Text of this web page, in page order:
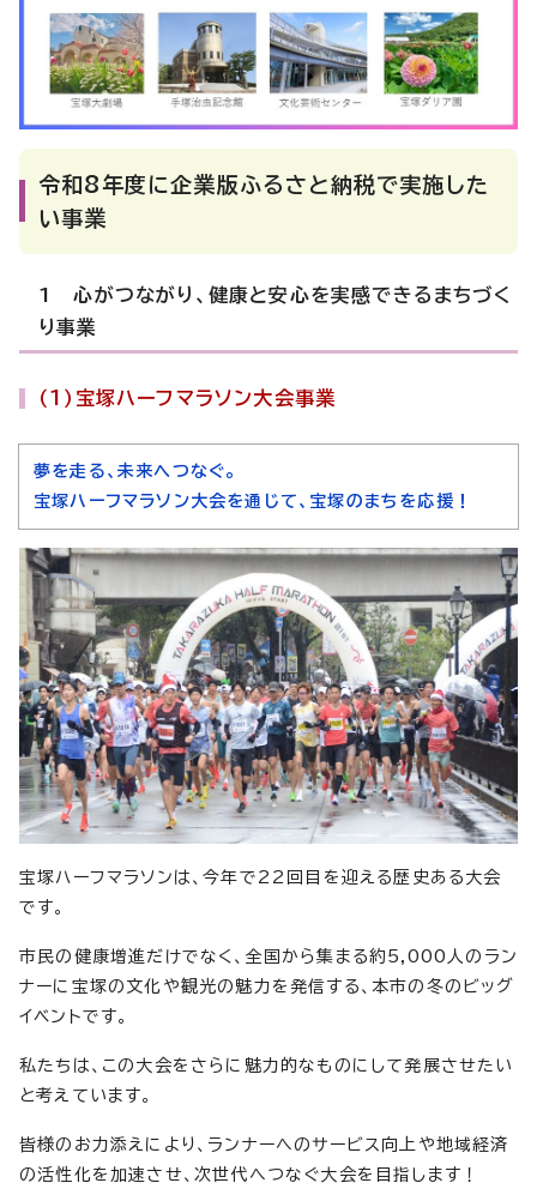
令和8年度に企業版ふるさと納税で実施した
い事業
1 心がつながり、健康と安心を実感できるまちづく
り事業
（1）宝塚ハーフマラソン大会事業
夢を走る、未来へつなぐ。
宝塚ハーフマラソン大会を通じて、宝塚のまちを応援！
宝塚ハーフマラソンは、今年で22回目を迎える歴史ある大会
です。
市民の健康増進だけでなく、全国から集まる約5,000人のラン
ナーに宝塚の文化や観光の魅力を発信する、本市の冬のビッグ
イベントです。
私たちは、この大会をさらに魅力的なものにして発展させたい
と考えています。
皆様のお力添えにより、ランナーへのサービス向上や地域経済
の活性化を加速させ、次世代へつなぐ大会を目指します！